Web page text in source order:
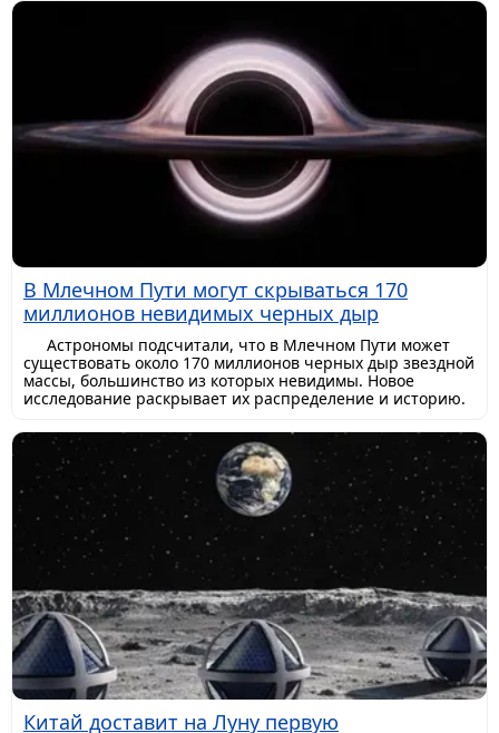
В Млечном Пути могут скрываться 170
миллионов невидимых черных дыр
Астрономы подсчитали, что в Млечном Пути может
существовать около 170 миллионов черных дыр звездной
массы, большинство из которых невидимы. Новое
исследование раскрывает их распределение и историю.
Китай доставит на Луну первую